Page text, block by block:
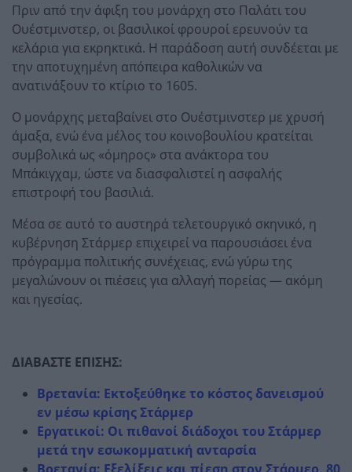
Πριν από την άφιξη του μονάρχη στο Παλάτι του
Ουέστμινστερ, οι βασιλικοί φρουροί ερευνούν τα
κελάρια για εκρηκτικά. Η παράδοση αυτή συνδέεται με
την αποτυχημένη απόπειρα καθολικών να
ανατινάξουν το κτίριο το 1605.
Ο μονάρχης μεταβαίνει στο Ουέστμινστερ με χρυσή
άμαξα, ενώ ένα μέλος του κοινοβουλίου κρατείται
συμβολικά ως «όμηρος» στα ανάκτορα του
Μπάκιγχαμ, ώστε να διασφαλιστεί η ασφαλής
επιστροφή του βασιλιά.
Μέσα σε αυτό το αυστηρά τελετουργικό σκηνικό, η
κυβέρνηση Στάρμερ επιχειρεί να παρουσιάσει ένα
πρόγραμμα πολιτικής συνέχειας, ενώ γύρω της
μεγαλώνουν οι πιέσεις για αλλαγή πορείας — ακόμη
και ηγεσίας.
ΔΙΑΒΑΣΤΕ ΕΠΙΣΗΣ:
Βρετανία: Εκτοξεύθηκε το κόστος δανεισμού
εν μέσω κρίσης Στάρμερ
Εργατικοί: Οι πιθανοί διάδοχοι του Στάρμερ
μετά την εσωκομματική ανταρσία